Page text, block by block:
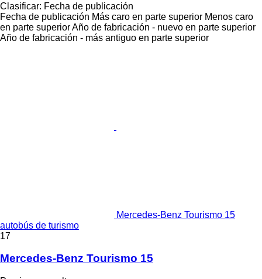
Clasificar: Fecha de publicación
Fecha de publicación Más caro en parte superior Menos caro
en parte superiorAño de fabricación - nuevo en parte superior
Año de fabricación - más antiguo en parte superior
Mercedes-Benz Tourismo 15
autobús de turismo
17
Mercedes-Benz Tourismo 15